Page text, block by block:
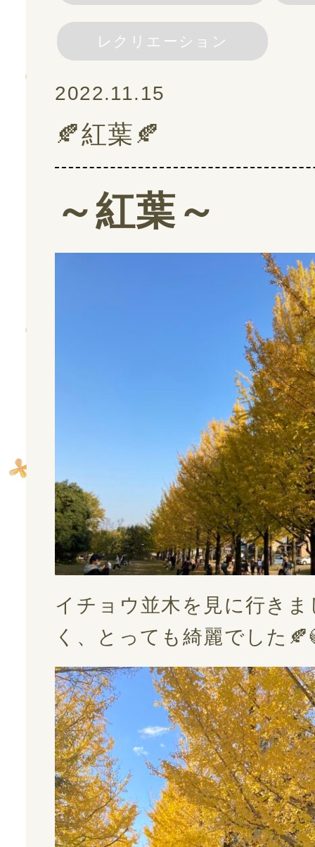
ご利用の流れ
よくある質問
採用情報
スタッフブログ
お問い合わせ
プライバシーポリシー
レクリエーション
2022.11.15
🍂紅葉🍂
～紅葉～
イチョウ並木を見に行き
く、とっても綺麗でした